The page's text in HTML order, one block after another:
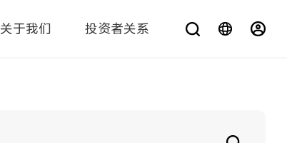
关于我们 投资者关系 您在找什么？